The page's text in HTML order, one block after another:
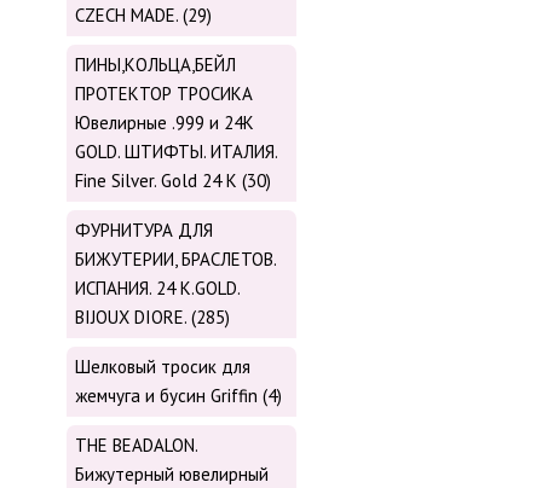
CZECH MADE. (29)
ПИНЫ,КОЛЬЦА,БЕЙЛ
ПРОТЕКТОР ТРОСИКА
Ювелирные .999 и 24К
GOLD. ШТИФТЫ. ИТАЛИЯ.
Fine Silver. Gold 24 K (30)
ФУРНИТУРА ДЛЯ
БИЖУТЕРИИ, БРАСЛЕТОВ.
ИСПАНИЯ. 24 K.GOLD.
BIJOUX DIORE. (285)
Шелковый тросик для
жемчуга и бусин Griffin (4)
THE BEADALON.
Бижутерный ювелирный